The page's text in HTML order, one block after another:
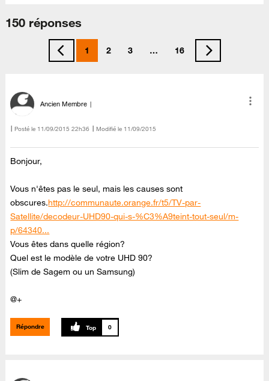
150 réponses
1 2 3 … 16
Ancien Membre
Posté le ‎11/09/2015 22h36 Modifié le 11/09/2015
Bonjour,
Vous n'êtes pas le seul, mais les causes sont
obscures.http://communaute.orange.fr/t5/TV-par-
Satellite/decodeur-UHD90-qui-s-%C3%A9teint-tout-seul/m-
p/64340...
Vous êtes dans quelle région?
Quel est le modèle de votre UHD 90?
(Slim de Sagem ou un Samsung)
@+
Répondre 0